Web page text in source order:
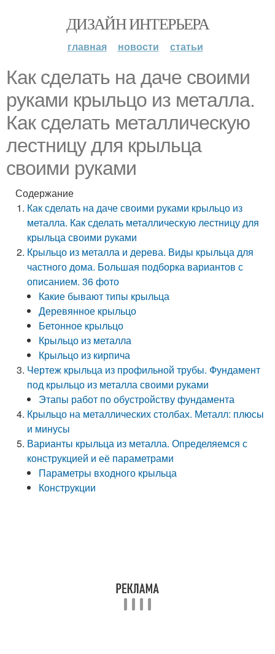
ДИЗАЙН ИНТЕРЬЕРА
главная новости статьи
Как сделать на даче своими
руками крыльцо из металла.
Как сделать металлическую
лестницу для крыльца
своими руками
Содержание
Как сделать на даче своими руками крыльцо из
металла. Как сделать металлическую лестницу для
крыльца своими руками
Крыльцо из металла и дерева. Виды крыльца для
частного дома. Большая подборка вариантов с
описанием. 36 фото
Какие бывают типы крыльца
Деревянное крыльцо
Бетонное крыльцо
Крыльцо из металла
Крыльцо из кирпича
Чертеж крыльца из профильной трубы. Фундамент
под крыльцо из металла своими руками
Этапы работ по обустройству фундамента
Крыльцо на металлических столбах. Металл: плюсы
и минусы
Варианты крыльца из металла. Определяемся с
конструкцией и её параметрами
Параметры входного крыльца
Конструкции